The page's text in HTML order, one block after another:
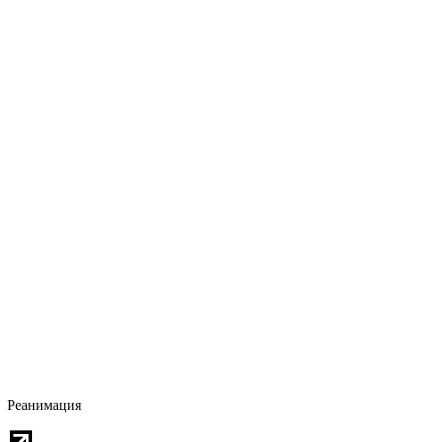
Реанимация